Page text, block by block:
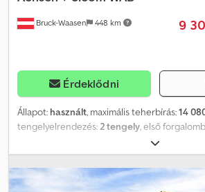
Bruck-Waasen 448 km 9
Érdeklődni
Állapot: használt, maximális teherbírás:14
tengelyelrendezés:2 tengely, első
, WTS dömper – WAB –
+ Sicom WAB Minden egy pillantással: · Első
2019.07.11. · Szín: szürke · Saját tömeg: 3920
teherbírás: 14 080 kg · Gumiabroncsok: 385/